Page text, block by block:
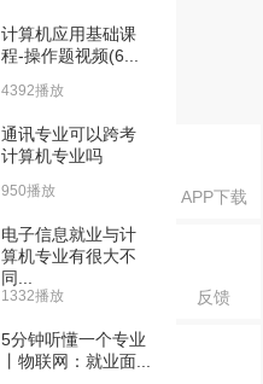
APP下载
反馈
计算机应用基础课
程-操作题视频(6...
4392播放
通讯专业可以跨考
计算机专业吗
950播放
电子信息就业与计
算机专业有很大不
同...
1332播放
5分钟听懂一个专业
丨物联网：就业面...